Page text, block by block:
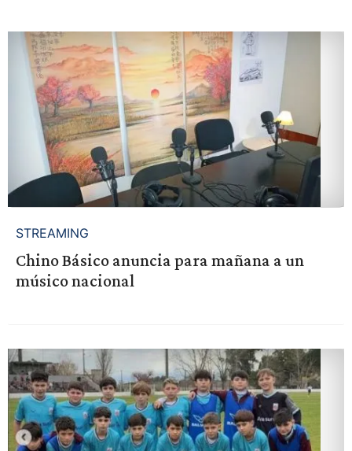
STREAMING
Chino Básico anuncia para mañana a un
músico nacional